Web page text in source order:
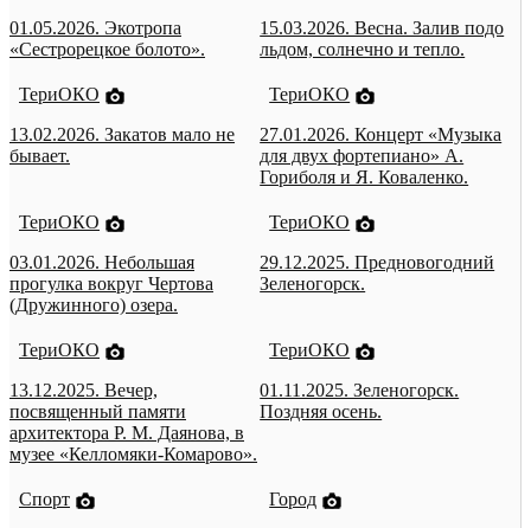
01.05.2026. Экотропа
«Сестрорецкое болото».
15.03.2026. Весна. Залив подо
льдом, солнечно и тепло.
ТериОКО
13.02.2026. Закатов мало не
бывает.
ТериОКО
27.01.2026. Концерт «Музыка
для двух фортепиано» А.
Гориболя и Я. Коваленко.
ТериОКО
03.01.2026. Небольшая
прогулка вокруг Чертова
(Дружинного) озера.
ТериОКО
29.12.2025. Предновогодний
Зеленогорск.
ТериОКО
13.12.2025. Вечер,
посвященный памяти
архитектора Р. М. Даянова, в
музее «Келломяки-Комарово».
ТериОКО
01.11.2025. Зеленогорск.
Поздняя осень.
Спорт
Город